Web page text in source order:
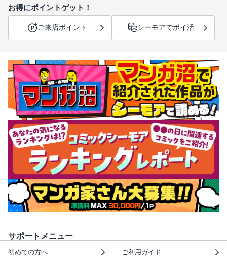
お得にポイントゲット！
ご来店ポイント シーモアでポイ活
サポートメニュー
初めての方へ ご利用ガイド